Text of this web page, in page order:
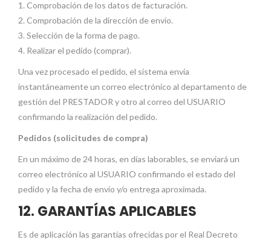
1. Comprobación de los datos de facturación.
2. Comprobación de la dirección de envío.
3. Selección de la forma de pago.
4. Realizar el pedido (comprar).
Una vez procesado el pedido, el sistema envía
instantáneamente un correo electrónico al departamento de
gestión del PRESTADOR y otro al correo del USUARIO
confirmando la realización del pedido.
Pedidos (solicitudes de compra)
En un máximo de 24 horas, en días laborables, se enviará un
correo electrónico al USUARIO confirmando el estado del
pedido y la fecha de envío y/o entrega aproximada.
12. GARANTÍAS APLICABLES
Es de aplicación las garantías ofrecidas por el Real Decreto